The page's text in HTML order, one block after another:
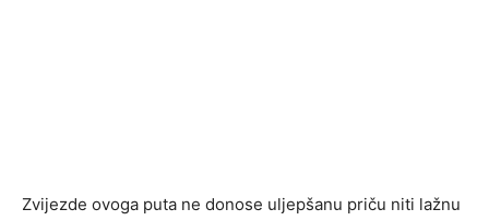
Zvijezde ovoga puta ne donose uljepšanu priču niti lažnu